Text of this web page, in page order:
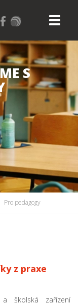
S
Pro pedagogy
z praxe
školská zařízení